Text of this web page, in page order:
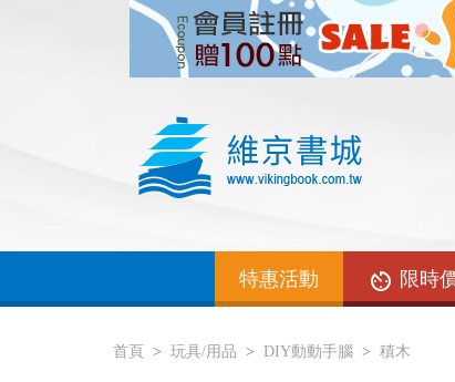
特惠活動 限時
首頁 玩具/用品 DIY動動手腦 積木